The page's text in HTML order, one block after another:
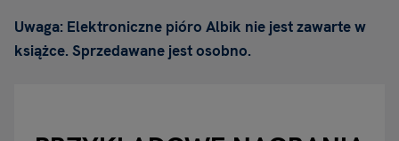
Uwaga: Elektroniczne pióro Albik nie jest zawarte w
książce. Sprzedawane jest osobno.